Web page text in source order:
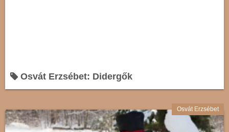
Osvát Erzsébet: Didergők
Osvát Erzsébet